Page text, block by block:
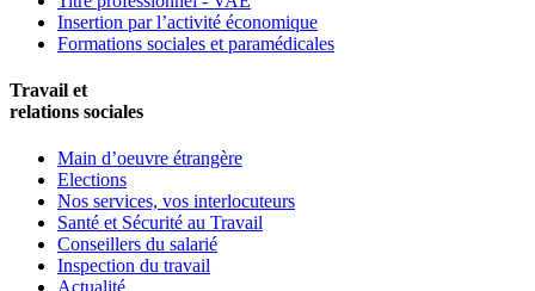
Insertion par l’activité économique
Formations sociales et paramédicales
Travail et
relations sociales
Main d’oeuvre étrangère
Elections
Nos services, vos interlocuteurs
Santé et Sécurité au Travail
Conseillers du salarié
Inspection du travail
Actualité